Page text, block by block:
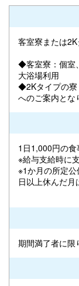
客室寮または
◆客室寮：個室
大浴場利用
◆2Kタイプの寮
へのご案内とな
1日1,000円の
※給与支給時に
※1か月の所定
日以上休んだ月
期間満了者に限